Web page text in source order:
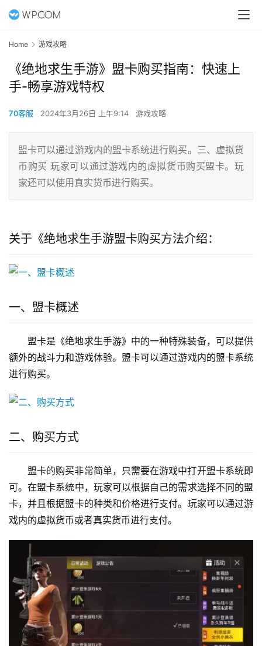
Home 游戏攻略
《绝地求生手游》盟卡购买指南：快速上
手-畅享游戏特权
70客服 2024年3月26日 上午9:14 游戏攻略
盟卡可以通过游戏内的盟卡系统进行购买。三、虚拟货
币购买 玩家可以通过游戏内的虚拟货币购买盟卡。玩
家还可以使用真实货币进行购买。
关于《绝地求生手游盟卡购买方法介绍：
一、盟卡概述
盟卡是《绝地求生手游》中的一种特殊装备，可以提供
额外的战斗力和游戏体验。盟卡可以通过游戏内的盟卡系统
进行购买。
二、购买方式
盟卡的购买非常简单，只需要在游戏中打开盟卡系统即
可。在盟卡系统中，玩家可以根据自己的需求选择不同的盟
卡，并且根据盟卡的种类和价格进行支付。玩家可以通过游
戏内的虚拟货币或者真实货币进行支付。